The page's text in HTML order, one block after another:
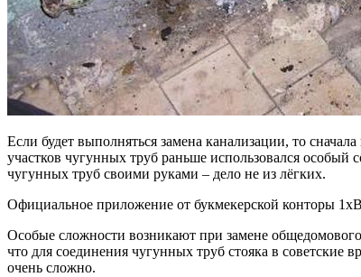
Если будет выполняться замена канализации, то
участков чугунных труб раньше использовался особый
чугунных труб своими руками – дело не из лёгких.
Официальное приложение от букмекерской конторы
Особые сложности возникают при замене
что для соединения чугунных труб стояка в советские
очень сложно.